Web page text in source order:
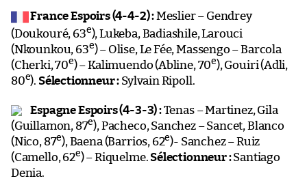
France Espoirs (4-4-2) :Meslier – Gendrey
(Doukouré, 63e), Lukeba, Badiashile, Larouci
(Nkounkou, 63e) – Olise, Le Fée, Massengo – Barcola
(Cherki, 70e) – Kalimuendo (Abline, 70e), Gouiri (Adli,
80e). Sélectionneur : Sylvain Ripoll.
Espagne Espoirs (4-3-3) :Tenas – Martinez, Gila
(Guillamon, 87e), Pacheco, Sanchez – Sancet, Blanco
(Nico, 87e), Baena (Barrios, 62e)- Sanchez – Ruiz
(Camello, 62e) – Riquelme. Sélectionneur :Santiago
Denia.